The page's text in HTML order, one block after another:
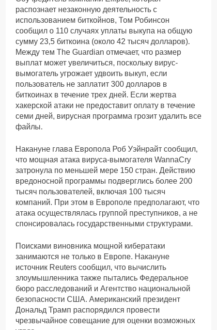
распознает незаконную деятельность с
использованием биткойнов, Том Робинсон
сообщил о 110 случаях уплаты выкупа на общую
сумму 23,5 биткоина (около 42 тысяч долларов).
Между тем The Guardian отмечает, что размер
выплат может увеличиться, поскольку вирус-
вымогатель угрожает удвоить выкуп, если
пользователь не заплатит 300 долларов в
биткоинах в течение трех дней. Если жертва
хакерской атаки не предоставит оплату в течение
семи дней, вирусная программа грозит удалить все
файлы.
Накануне глава Европола Роб Уэйнрайт сообщил,
что мощная атака вируса-вымогателя WannaCry
затронула по меньшей мере 150 стран. Действию
вредоносной программы подверглись более 200
тысяч пользователей, включая 100 тысяч
компаний. При этом в Европоле предполагают, что
атака осуществлялась группой преступников, а не
спонсировалась государственными структурами.
Поисками виновника мощной кибератаки
занимаются не только в Европе. Накануне
источник Reuters сообщил, что вычислить
злоумышленника также пытались Федеральное
бюро расследований и Агентство национальной
безопасности США. Американский президент
Дональд Трамп распорядился провести
чрезвычайное совещание для оценки возможных